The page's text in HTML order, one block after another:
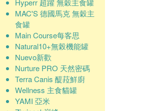
Hyperr 超躍 無穀主食罐
MAC'S 德國馬克 無穀主
食罐
Main Course每客思
Natural10+無榖機能罐
Nuevo新歡
Nurture PRO 天然密碼
Terra Canis 醍菈鮮廚
Wellness 主食貓罐
YAMI 亞米